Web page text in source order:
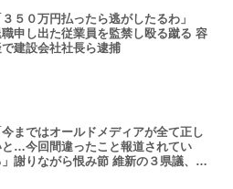
３５０万円払ったら逃がしたるわ」
申し出た従業員を監禁し殴る蹴る 容
で建設会社社長ら逮捕
今まではオールドメディアが全て正し
と…今回間違ったこと報道されてい
」謝りながら恨み節 維新の３県議、冗